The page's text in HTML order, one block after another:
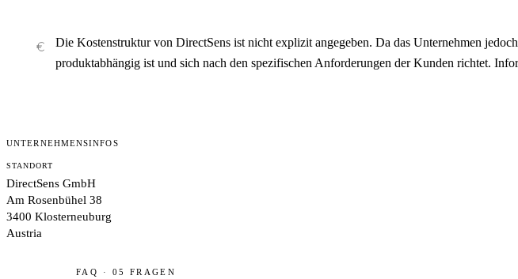
Die Kostenstruktur von DirectSens ist nicht explizit angegeben. Da das Unternehmen
produktabhängig ist und sich nach den spezifischen Anforderungen der Kunden richtet.
UNTERNEHMENSINFOS
STANDORT
DirectSens GmbH
Am Rosenbühel 38
3400 Klosterneuburg
Austria
FAQ · 05 FRAGEN